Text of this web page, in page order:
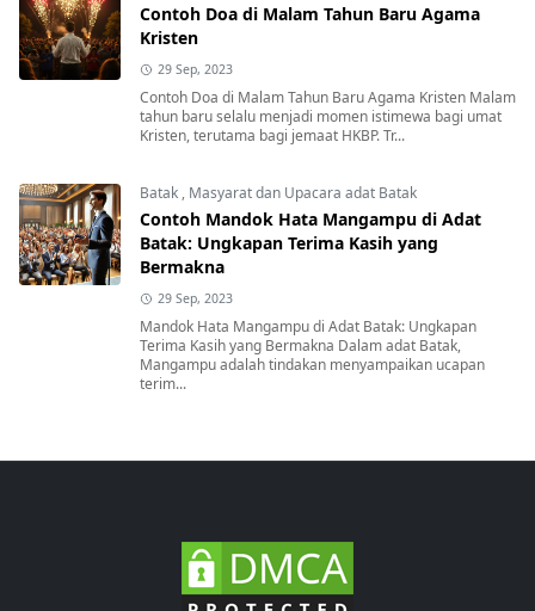
Contoh Doa di Malam Tahun Baru Agama
Kristen
29 Sep, 2023
Contoh Doa di Malam Tahun Baru Agama Kristen Malam
tahun baru selalu menjadi momen istimewa bagi umat
Kristen, terutama bagi jemaat HKBP. Tr...
Batak , Masyarat dan Upacara adat Batak
Contoh Mandok Hata Mangampu di Adat
Batak: Ungkapan Terima Kasih yang
Bermakna
29 Sep, 2023
Mandok Hata Mangampu di Adat Batak: Ungkapan
Terima Kasih yang Bermakna Dalam adat Batak,
Mangampu adalah tindakan menyampaikan ucapan
terim...